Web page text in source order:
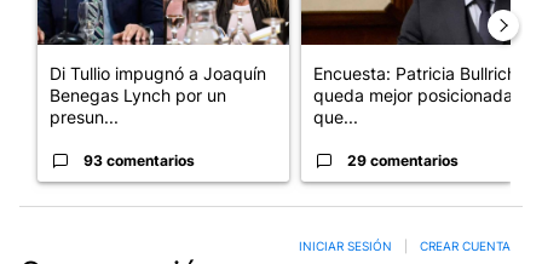
Di Tullio impugnó a Joaquín
Benegas Lynch por un
presun...
93 comentarios
Encuesta: Patricia Bullrich
queda mejor posicionada
que...
29 comentarios
INICIAR SESIÓN CREAR CUENTA